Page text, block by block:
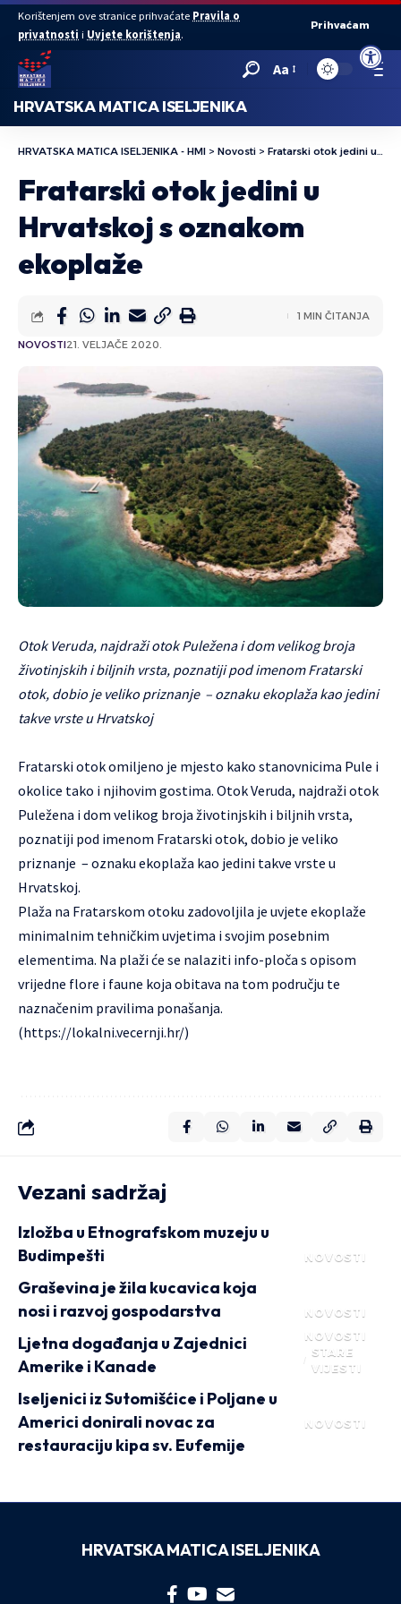
Open
Korištenjem ove stranice prihvaćate Pravila o
privatnosti i Uvjete korištenja.
Prihvaćam
Aa
HRVATSKA MATICA ISELJENIKA
HRVATSKA MATICA ISELJENIKA - HMI > Novosti > Fratarski otok jedini u Hrvatskoj s oznakom ekoplaže
Fratarski otok jedini u
Hrvatskoj s oznakom
ekoplaže
NOVOSTI21. VELJAČE 2020.
1 MIN ČITANJA
Otok Veruda, najdraži otok Puležena i dom velikog broja
životinjskih i biljnih vrsta, poznatiji pod imenom Fratarski
otok, dobio je veliko priznanje – oznaku ekoplaža kao jedini
takve vrste u Hrvatskoj
Fratarski otok omiljeno je mjesto kako stanovnicima Pule i
okolice tako i njihovim gostima. Otok Veruda, najdraži otok
Puležena i dom velikog broja životinjskih i biljnih vrsta,
poznatiji pod imenom Fratarski otok, dobio je veliko
priznanje – oznaku ekoplaža kao jedini takve vrste u
Hrvatskoj.
Plaža na Fratarskom otoku zadovoljila je uvjete ekoplaže
minimalnim tehničkim uvjetima i svojim posebnim
elementima. Na plaži će se nalaziti info-ploča s opisom
vrijedne flore i faune koja obitava na tom području te
naznačenim pravilima ponašanja.
(https://lokalni.vecernji.hr/)
Vezani sadržaj
NOVOSTI
Izložba u Etnografskom muzeju u
Budimpešti
NOVOSTI
Graševina je žila kucavica koja
nosi i razvoj gospodarstva
NOVOSTI
STARE
VIJESTI
Ljetna događanja u Zajednici
Amerike i Kanade
NOVOSTI
Iseljenici iz Sutomišćice i Poljane u
Americi donirali novac za
restauraciju kipa sv. Eufemije
HRVATSKA MATICA ISELJENIKA